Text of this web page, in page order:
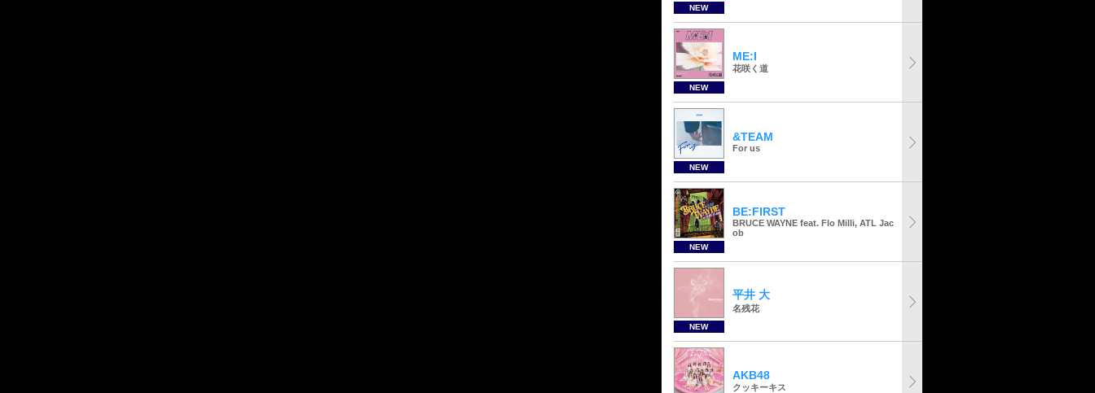
NEW
NEW
ME:I
花咲く道
NEW
&TEAM
For us
NEW
BE:FIRST
BRUCE WAYNE feat. Flo Milli, ATL Jac
ob
NEW
平井 大
名残花
AKB48
クッキーキス